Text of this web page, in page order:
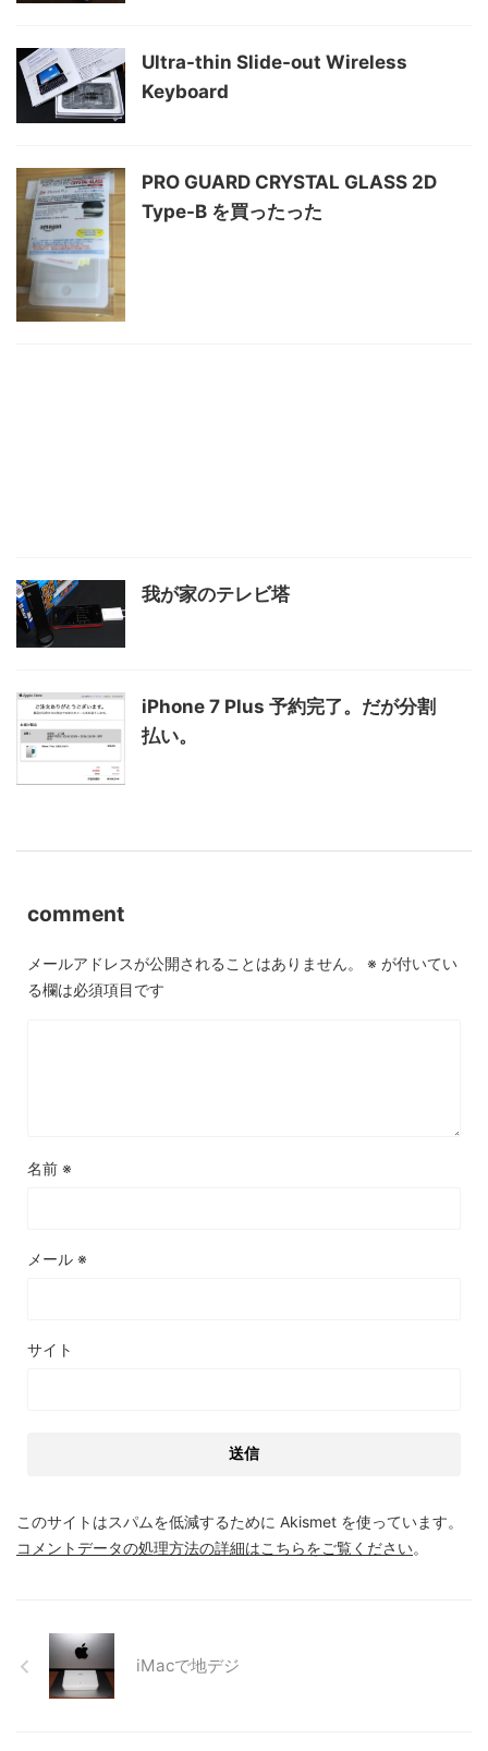
Ultra-thin Slide-out Wireless
Keyboard
PRO GUARD CRYSTAL GLASS 2D
Type-B を買ったった
我が家のテレビ塔
iPhone 7 Plus 予約完了。だが分割
払い。
comment
メールアドレスが公開されることはありません。 ※ が付いてい
る欄は必須項目です
名前 ※
メール ※
サイト
このサイトはスパムを低減するために Akismet を使っています。
コメントデータの処理方法の詳細はこちらをご覧ください。
iMacで地デジ